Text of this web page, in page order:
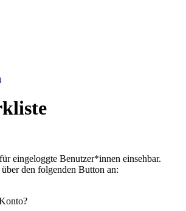
eingeloggte Benutzer*innen einsehbar.
den folgenden Button an: